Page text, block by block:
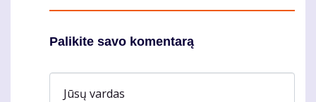
Palikite savo komentarą
Jūsų vardas